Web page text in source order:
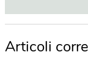
Articoli